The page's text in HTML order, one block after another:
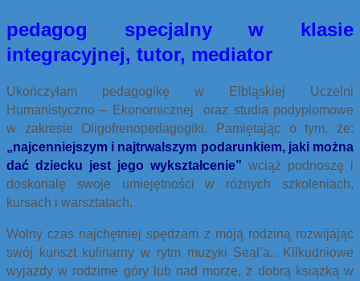
pedagog specjalny w klasie
integracyjnej, tutor, mediator
Ukończyłam pedagogikę w Elbląskiej Uczelni
Humanistyczno – Ekonomicznej oraz studia podyplomowe
w zakresie Oligofrenopedagogiki. Pamiętając o tym, że:
„najcenniejszym i najtrwalszym podarunkiem, jaki można
dać dziecku jest jego wykształcenie” wciąż podnoszę i
doskonalę swoje umiejętności w różnych szkoleniach,
kursach i warsztatach.
Wolny czas najchętniej spędzam z moją rodziną rozwijając
swój kunszt kulinarny w rytm muzyki Seal’a.. Kilkudniowe
wyjazdy w rodzime góry lub nad morze, z dobrą książką w